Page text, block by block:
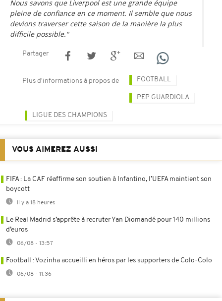
Nous savons que Liverpool est une grande équipe
pleine de confiance en ce moment. Il semble que nous
devions traverser cette saison de la manière la plus
difficile possible."
Partager
Plus d'informations à propos de FOOTBALL
PEP GUARDIOLA
LIGUE DES CHAMPIONS
VOUS AIMEREZ AUSSI
FIFA : La CAF réaffirme son soutien à Infantino, l’UEFA maintient son
boycott
Il y a 18 heures
Le Real Madrid s’apprête à recruter Yan Diomandé pour 140 millions
d’euros
06/08 - 13:57
Football : Vozinha accueilli en héros par les supporters de Colo-Colo
06/08 - 11:36